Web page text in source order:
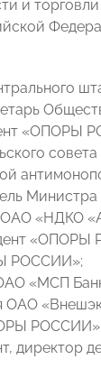
и
«ОПОРЫ
«НДКО
«ОПОРЫ
РОССИИ»;
«МСП
ОАО
директор